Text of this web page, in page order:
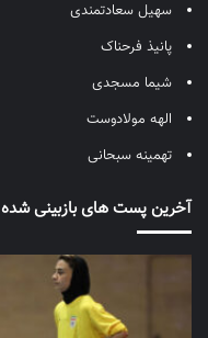
سهیل سعادتمندی
پانیذ فرحناک
شیما مسجدی
الهه مولادوست
تهمینه سبحانی
آخرین پست های بازبینی شده